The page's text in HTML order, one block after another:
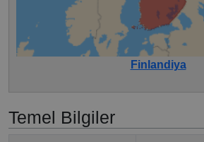
Finlandiya
Temel Bilgiler